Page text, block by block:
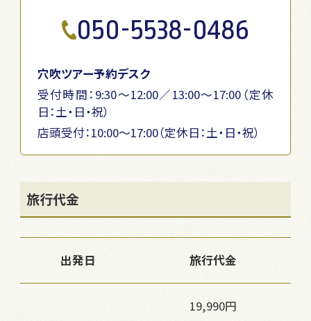
050-5538-0486
穴吹ツアー予約デスク
受付時間：9:30～12:00／13:00～17:00（定休
日：土・日・祝）
店頭受付：10:00〜17:00（定休日：土・日・祝）
旅行代金
出発日 旅行代金
19,990円